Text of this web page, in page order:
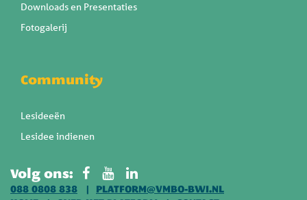
Downloads en Presentaties
Fotogalerij
Community
Lesideeën
Lesidee indienen
Volg ons:
088 0808 838
PLATFORM@VMBO-BWI.NL